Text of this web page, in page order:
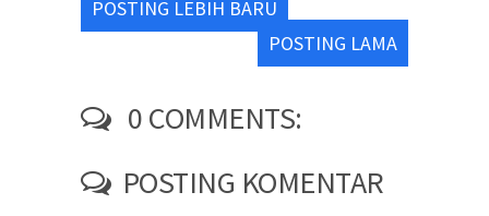
POSTING LEBIH BARU
POSTING LAMA
0 COMMENTS:
POSTING KOMENTAR